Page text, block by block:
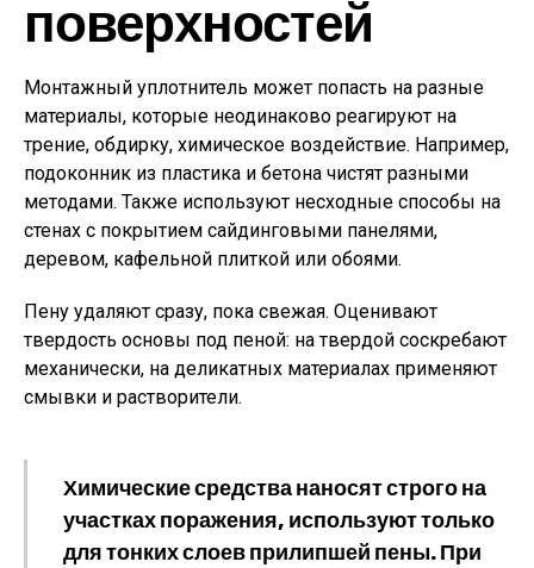
поверхностей
Монтажный уплотнитель может попасть на разные
материалы, которые неодинаково реагируют на
трение, обдирку, химическое воздействие. Например,
подоконник из пластика и бетона чистят разными
методами. Также используют несходные способы на
стенах с покрытием сайдинговыми панелями,
деревом, кафельной плиткой или обоями.
Пену удаляют сразу, пока свежая. Оценивают
твердость основы под пеной: на твердой соскребают
механически, на деликатных материалах применяют
смывки и растворители.
Химические средства наносят строго на
участках поражения, используют только
для тонких слоев прилипшей пены. При